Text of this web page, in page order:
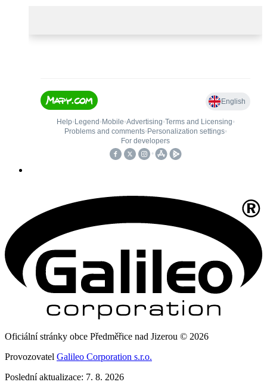
Oficiální stránky obce Předměřice nad Jizerou © 2026
Provozovatel Galileo Corporation s.r.o.
Poslední aktualizace: 7. 8. 2026